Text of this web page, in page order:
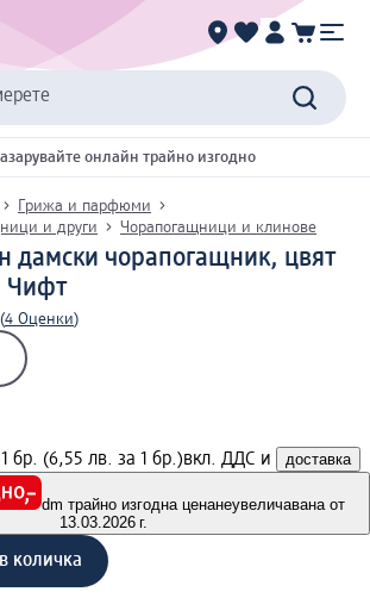
онлайн трайно изгодно
Грижа и парфюми
и други
Чорапогащници и клинове
дамски чорапогащник, цвят
Чифт
(4 Оценки)
1 бр. (6,55 лв. за 1 бр.)вкл. ДДС и доставка
dm трайно изгодна ценанеувеличавана от
13.03.2026 г.
количка